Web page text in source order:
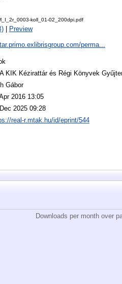
koll_01-02_200dpi.pdf
Preview
perma...
KIK Kézirattár és Régi Könyvek
Gábor
2016 13:05
2025 09:28
real-r.mtak.hu/id/eprint/544
Downloads per month over